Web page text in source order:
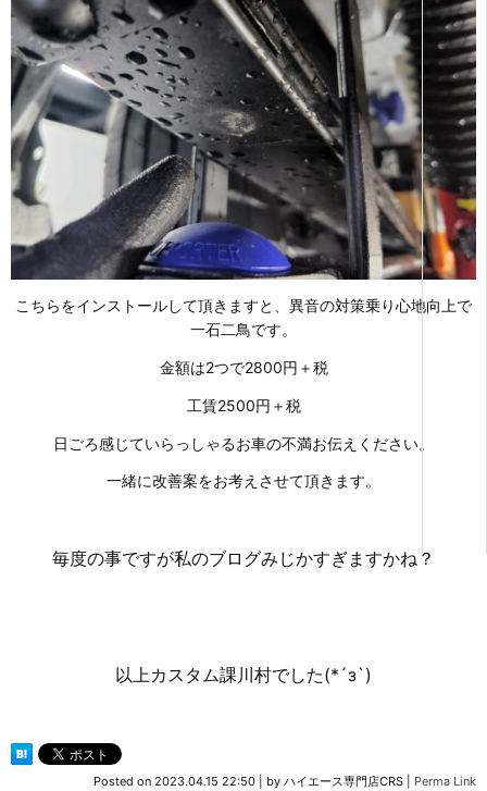
こちらをインストールして頂きますと、異音の対策乗り心地向上で
一石二鳥です。
金額は2つで2800円＋税
工賃2500円＋税
日ごろ感じていらっしゃるお車の不満お伝えください。
一緒に改善案をお考えさせて頂きます。
毎度の事ですが私のブログみじかすぎますかね？
以上カスタム課川村でした(*´з`)
Posted on 2023.04.15 22:50 by ハイエース専門店CRS Perma Link